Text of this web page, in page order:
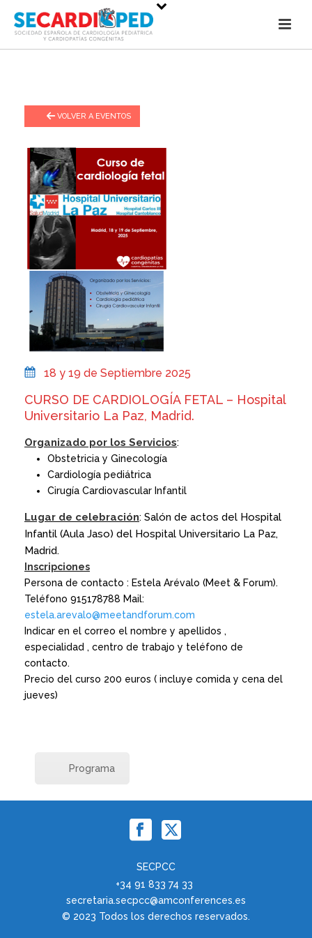
VOLVER A EVENTOS
18 y 19 de Septiembre 2025
CURSO DE CARDIOLOGÍA FETAL – Hospital
Universitario La Paz, Madrid.
Organizado por los Servicios:
Obstetricia y Ginecología
Cardiología pediátrica
Cirugía Cardiovascular Infantil
Lugar de celebración: Salón de actos del Hospital
Infantil (Aula Jaso) del Hospital Universitario La Paz,
Madrid.
Inscripciones
Persona de contacto : Estela Arévalo (Meet & Forum).
Teléfono 915178788 Mail:
estela.arevalo@meetandforum.com
Indicar en el correo el nombre y apellidos ,
especialidad , centro de trabajo y teléfono de
contacto.
Precio del curso 200 euros ( incluye comida y cena del
jueves)
Programa
SECPCC
+34 91 833 74 33
secretaria.secpcc@amconferences.es
© 2023 Todos los derechos reservados.